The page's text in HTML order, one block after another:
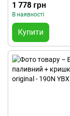
1 778 грн
В наявності
Купити